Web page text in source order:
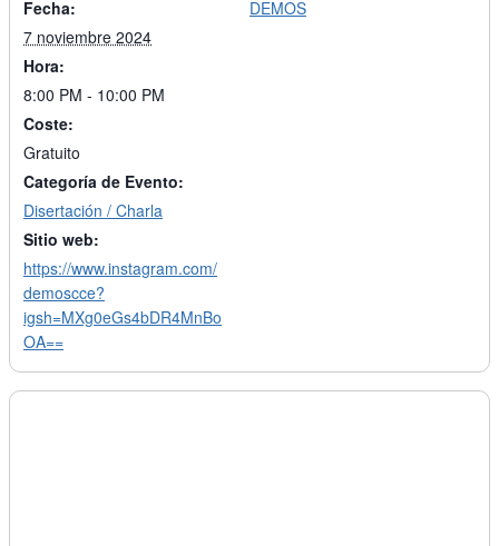
Fecha:
7 noviembre 2024
Hora:
8:00 PM - 10:00 PM
Coste:
Gratuito
Categoría de Evento:
Disertación / Charla
Sitio web:
https://www.instagram.com/
demoscce?
igsh=MXg0eGs4bDR4MnBo
OA==
DEMOS